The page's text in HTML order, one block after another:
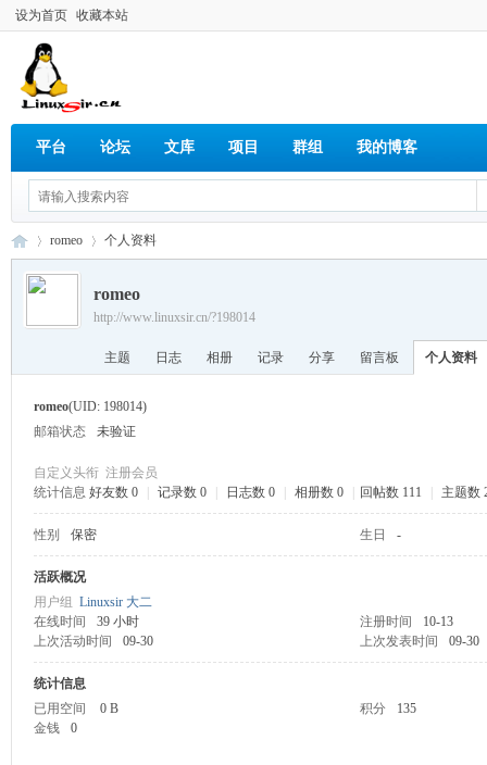
设为首页 收藏本站
平台 论坛 文库 项目 群组 我的博客
romeo 个人资料
romeo
http://www.linuxsir.cn/?198014
主题 日志 相册 记录 分享 留言板 个人资料
romeo(UID: 198014)
邮箱状态
未验证
自定义头衔 注册会员
统计信息 好友数 0 记录数 0 日志数 0 相册数 0 回帖数 111 主题数
性别 保密 生日 -
活跃概况
用户组 Linuxsir 大二
在线时间
39 小时 注册时间
10-13
上次活动时间
09-30 上次发表时间 09-30
统计信息
已用空间
0 B 积分
135
金钱
0